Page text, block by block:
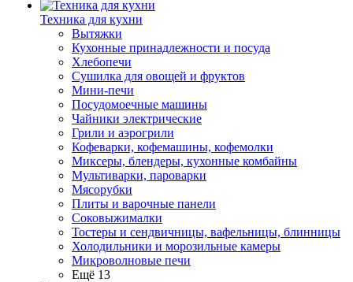
Техника для кухни
Вытяжки
Кухонные принадлежности и посуда
Хлебопечи
Сушилка для овощей и фруктов
Мини-печи
Посудомоечные машины
Чайники электрические
Грили и аэрогрили
Кофеварки, кофемашины, кофемолки
Миксеры, блендеры, кухонные комбайны
Мультиварки, пароварки
Мясорубки
Плиты и варочные панели
Соковыжималки
Тостеры и сендвичницы, вафельницы, блинницы
Холодильники и морозильные камеры
Микроволновые печи
Ещё 13